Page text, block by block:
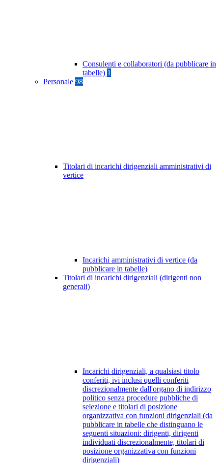
Consulenti e collaboratori (da pubblicare in
tabelle) 1
Personale 98
Titolari di incarichi dirigenziali amministrativi di
vertice
Incarichi amministrativi di vertice (da
pubblicare in tabelle)
Titolari di incarichi dirigenziali (dirigenti non
generali)
Incarichi dirigenziali, a qualsiasi titolo
conferiti, ivi inclusi quelli conferiti
discrezionalmente dall'organo di indirizzo
politico senza procedure pubbliche di
selezione e titolari di posizione
organizzativa con funzioni dirigenziali (da
pubblicare in tabelle che distinguano le
seguenti situazioni: dirigenti, dirigenti
individuati discrezionalmente, titolari di
posizione organizzativa con funzioni
dirigenziali)